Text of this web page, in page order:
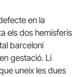
en la
els dos hemisferis
barceloní
gestació. Li
uneix les dues